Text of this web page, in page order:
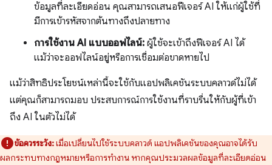
ข้อมูลที่ละเอียดอ่อน คุณสามารถเสนอฟีเจอร์ AI ให้แก่ผู้ใช้ที่
มีการเข้ารหัสจากต้นทางถึงปลายทาง
การใช้งาน AI แบบออฟไลน์: ผู้ใช้จะเข้าถึงฟีเจอร์ AI ได้
แม้ว่าจะออฟไลน์อยู่หรือการเชื่อมต่อขาดหายไป
แม้ว่าสิทธิประโยชน์เหล่านี้จะใช้กับแอปพลิเคชันระบบคลาวด์ไม่ได้
แต่คุณก็สามารถมอบ ประสบการณ์การใช้งานที่ราบรื่นให้กับผู้ที่เข้า
ถึง AI ในตัวไม่ได้
ข้อควรระวัง:เมื่อเปลี่ยนไปใช้ระบบคลาวด์ แอปพลิเคชันของคุณอาจได้รับ
ผลกระทบทางกฎหมายหรือการทำงาน หากคุณประมวลผลข้อมูลที่ละเอียดอ่อน